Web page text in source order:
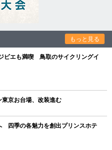
もっと見る
ビエも満喫 鳥取のサイクリングイ
京お台場、改装進む
四季の各魅力を創出プリンスホテ